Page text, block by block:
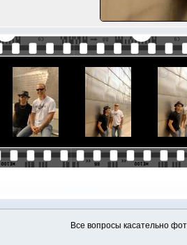
Все вопросы касательно